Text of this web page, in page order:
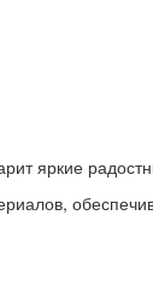
яркие